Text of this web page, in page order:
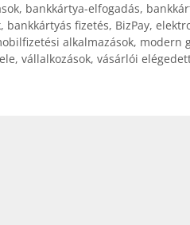
, bankkártya-elfogadás,
, bankkártyás fizetés, BizPay,
alkalmazások, modern
, vállalkozások, vásárlói